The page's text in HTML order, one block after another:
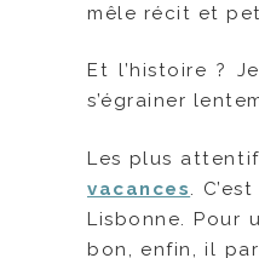
mêle récit et
Et l’histoire ?
s’égrainer
Les plus
vacances.
Lisbonne. Pour
bon, enfin, il